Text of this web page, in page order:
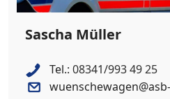
Sascha Müller
Tel.: 08341/993 49 25